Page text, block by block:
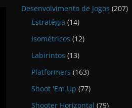
Desenvolvimento de Jogos (207)
Estratégia (14)
Isométricos (12)
Labirintos (13)
Platformers (163)
Shoot 'Em Up (77)
Shooter Horizontal (79)